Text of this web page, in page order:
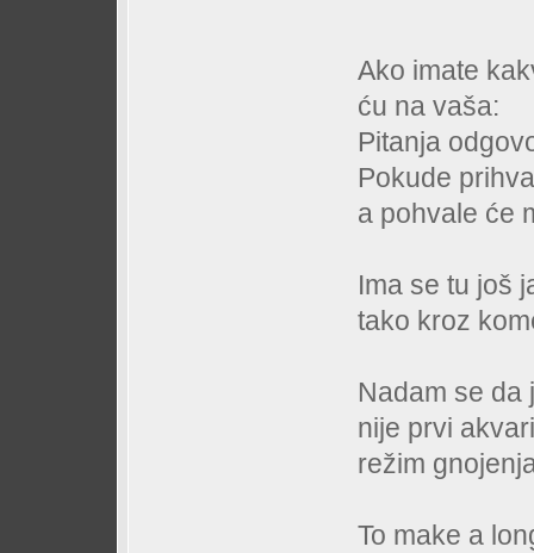
Ako imate
ću na vaša:
Pitanja
Pokude
a pohvale će
Ima se tu još
tako kroz
Nadam se da
nije prvi
režim
To make a